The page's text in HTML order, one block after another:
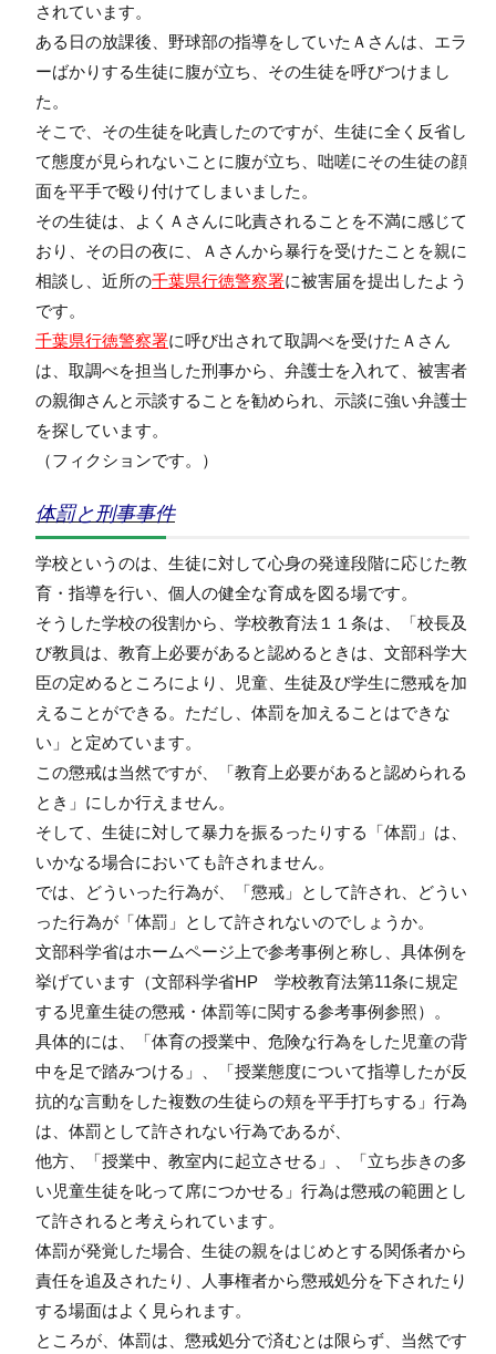
されています。
ある日の放課後、野球部の指導をしていたＡさんは、エラ
ーばかりする生徒に腹が立ち、その生徒を呼びつけまし
た。
そこで、その生徒を叱責したのですが、生徒に全く反省し
て態度が見られないことに腹が立ち、咄嗟にその生徒の顔
面を平手で殴り付けてしまいました。
その生徒は、よくＡさんに叱責されることを不満に感じて
おり、その日の夜に、Ａさんから暴行を受けたことを親に
相談し、近所の千葉県行徳警察署に被害届を提出したよう
です。
千葉県行徳警察署に呼び出されて取調べを受けたＡさん
は、取調べを担当した刑事から、弁護士を入れて、被害者
の親御さんと示談することを勧められ、示談に強い弁護士
を探しています。
（フィクションです。）
体罰と刑事事件
学校というのは、生徒に対して心身の発達段階に応じた教
育・指導を行い、個人の健全な育成を図る場です。
そうした学校の役割から、学校教育法１１条は、「校長及
び教員は、教育上必要があると認めるときは、文部科学大
臣の定めるところにより、児童、生徒及び学生に懲戒を加
えることができる。ただし、体罰を加えることはできな
い」と定めています。
この懲戒は当然ですが、「教育上必要があると認められる
とき」にしか行えません。
そして、生徒に対して暴力を振るったりする「体罰」は、
いかなる場合においても許されません。
では、どういった行為が、「懲戒」として許され、どうい
った行為が「体罰」として許されないのでしょうか。
文部科学省はホームページ上で参考事例と称し、具体例を
挙げています（文部科学省HP 学校教育法第11条に規定
する児童生徒の懲戒・体罰等に関する参考事例参照）。
具体的には、「体育の授業中、危険な行為をした児童の背
中を足で踏みつける」、「授業態度について指導したが反
抗的な言動をした複数の生徒らの頬を平手打ちする」行為
は、体罰として許されない行為であるが、
他方、「授業中、教室内に起立させる」、「立ち歩きの多
い児童生徒を叱って席につかせる」行為は懲戒の範囲とし
て許されると考えられています。
体罰が発覚した場合、生徒の親をはじめとする関係者から
責任を追及されたり、人事権者から懲戒処分を下されたり
する場面はよく見られます。
ところが、体罰は、懲戒処分で済むとは限らず、当然です